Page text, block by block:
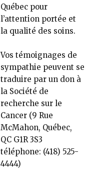
Québec pour
l’attention portée et
la qualité des soins.
Vos témoignages de
sympathie peuvent se
traduire par un don à
la Société de
recherche sur le
Cancer (9 Rue
McMahon, Québec,
QC G1R 3S3
téléphone: (418) 525-
4444)